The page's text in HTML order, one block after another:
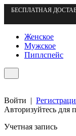
БЕСПЛАТНАЯ
Женское
Мужское
Пиплспейс
Войти |
Авторизуйтесь для
Учетная запись